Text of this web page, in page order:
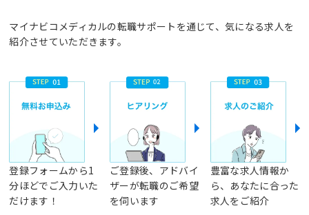
マイナビコメディカルの転職サポートを通じて、気になる求人を
紹介させていただきます。
登録フォームから1
分ほどでご入力いた
だけます！
ご登録後、アドバイ
ザーが転職のご希望
を伺います
豊富な求人情報か
ら、あなたに合った
求人をご紹介